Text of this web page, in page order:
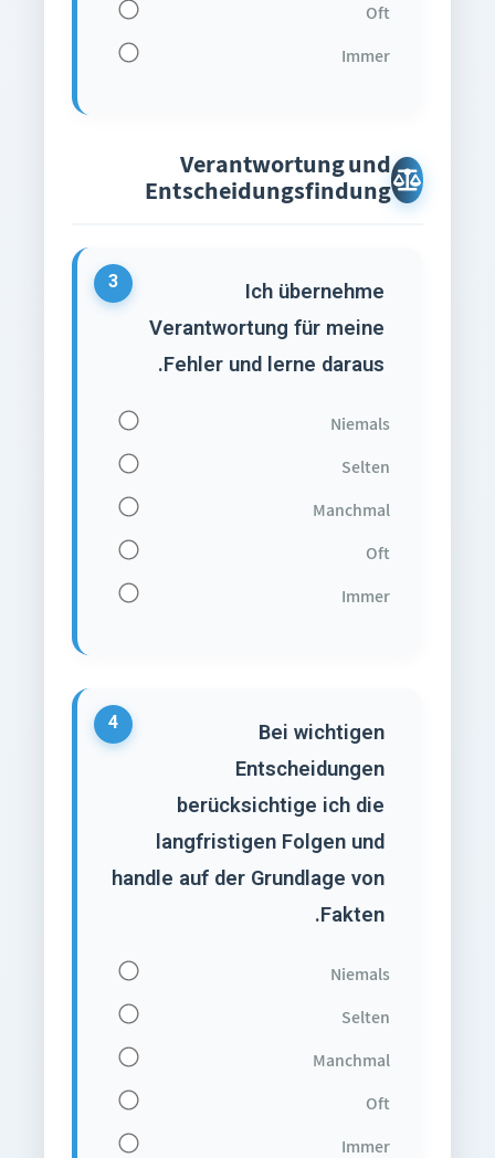
Oft
Immer
Verantwortung und
Entscheidungsfindung
3
Ich übernehme
Verantwortung für meine
Fehler und lerne daraus.
Niemals
Selten
Manchmal
Oft
Immer
4
Bei wichtigen
Entscheidungen
berücksichtige ich die
langfristigen Folgen und
handle auf der Grundlage von
Fakten.
Niemals
Selten
Manchmal
Oft
Immer